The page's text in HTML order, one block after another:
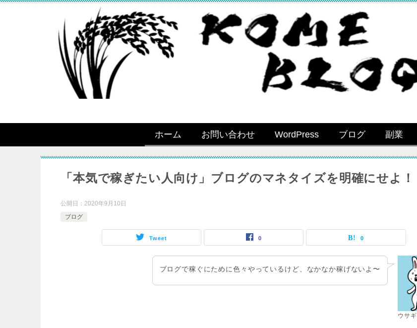
ホーム お問い合わせ WordPress ブログ 副業
「本気で稼ぎたい人向け」ブログのマネタイズを明確にせよ！
公開日： 2020年9月10日
ブログ
Tweet 0 0
ウサ
ブログで稼ぐにために色々やっているけど、なかなか稼げないよ〜